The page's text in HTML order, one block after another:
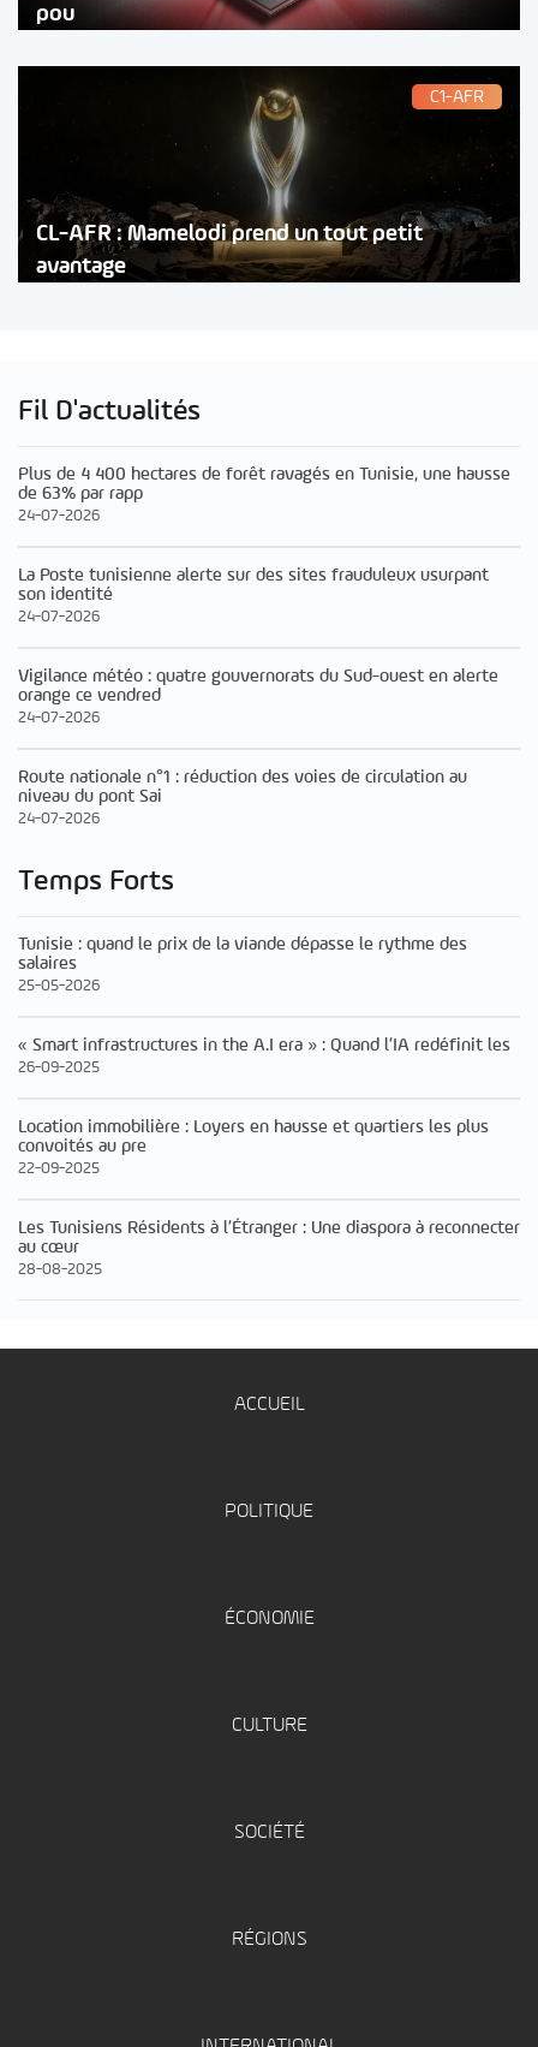
pou
C1-AFR
CL-AFR : Mamelodi prend un tout petit
avantage
Fil D'actualités
Plus de 4 400 hectares de forêt ravagés en Tunisie, une hausse
de 63% par rapp
24-07-2026
La Poste tunisienne alerte sur des sites frauduleux usurpant
son identité
24-07-2026
Vigilance météo : quatre gouvernorats du Sud-ouest en alerte
orange ce vendred
24-07-2026
Route nationale n°1 : réduction des voies de circulation au
niveau du pont Sai
24-07-2026
Temps Forts
Tunisie : quand le prix de la viande dépasse le rythme des
salaires
25-05-2026
« Smart infrastructures in the A.I era » : Quand l’IA redéfinit les
26-09-2025
Location immobilière : Loyers en hausse et quartiers les plus
convoités au pre
22-09-2025
Les Tunisiens Résidents à l’Étranger : Une diaspora à reconnecter
au cœur
28-08-2025
ACCUEIL
POLITIQUE
ÉCONOMIE
CULTURE
SOCIÉTÉ
RÉGIONS